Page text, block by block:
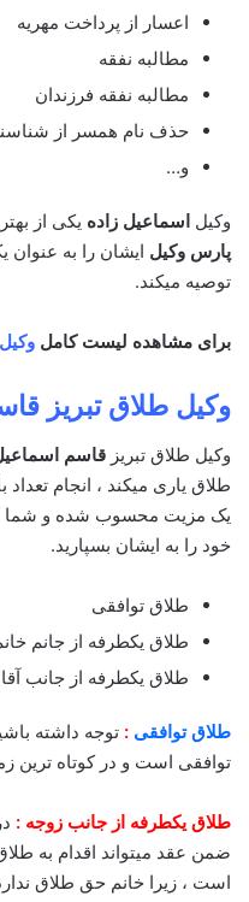
اعسار از پرداخت مهریه
مطالبه نفقه
مطالبه نفقه فرزندان
حذف نام همسر از
و…
وکیل اسماعیل زاده یکی از
پارس وکیل ایشان را به عنوان
توصیه میکند.
برای مشاهده لیست کامل وکیل
وکیل طلاق تبریز
وکیل طلاق تبریز قاسم
طلاق یاری میکند ، انجام
یک مزیت محسوب شده و شما
خود را به ایشان بسپارید.
طلاق توافقی
طلاق یکطرفه از جانم
طلاق یکطرفه از جانب
طلاق توافقی : توجه داشته
توافقی است و در کوتاه ترین
طلاق یکطرفه از جانب زوجه :
ضمن عقد میتواند اقدام به
است ، زیرا خانم حق طلاق ندارد، حدودا 6 ماه به